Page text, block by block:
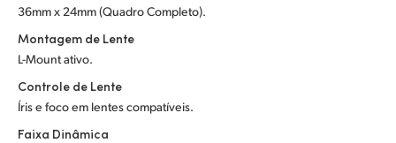
Poland
Singapore
36mm x 24mm (Quadro Completo).
Montagem de Lente
L-Mount ativo.
Controle de Lente
Íris e foco em lentes compatíveis.
Faixa Dinâmica